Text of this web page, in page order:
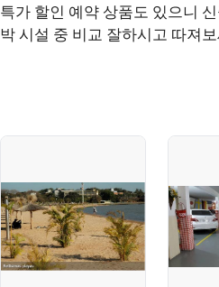
특가 할인 예약 상품도 있으니
박 시설 중 비교 잘하시고 따져